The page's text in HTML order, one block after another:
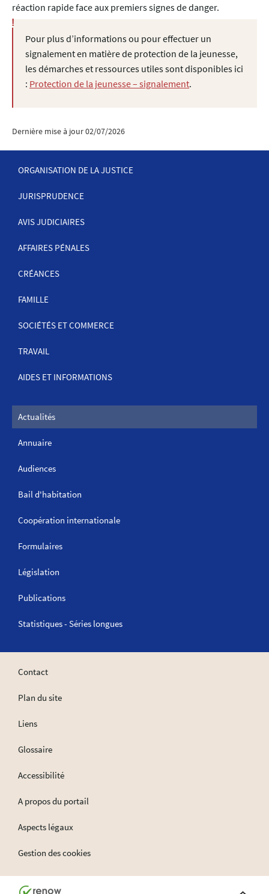
réaction rapide face aux premiers signes de danger.
Pour plus d’informations ou pour effectuer un
signalement en matière de protection de la jeunesse,
les démarches et ressources utiles sont disponibles ici
: Protection de la jeunesse – signalement.
Dernière mise à jour02/07/2026
MENU
DE
NAVIGATION
ORGANISATION DE LA JUSTICE
JURISPRUDENCE
AVIS JUDICIAIRES
AFFAIRES PÉNALES
CRÉANCES
FAMILLE
SOCIÉTÉS ET COMMERCE
TRAVAIL
AIDES ET INFORMATIONS
Actualités
Annuaire
Audiences
Bail d'habitation
Coopération internationale
Formulaires
Législation
Publications
Statistiques - Séries longues
Contact
Plan du site
Liens
Glossaire
Accessibilité
A propos du portail
Aspects légaux
Gestion des cookies